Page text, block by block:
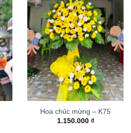
Hoa chúc mừng – K75
1.150.000 ₫